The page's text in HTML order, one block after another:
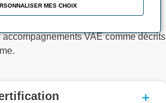
par les dispositions antérieures :
intégré le portail France VAE et
VAE comme décrits
MES CHOIX